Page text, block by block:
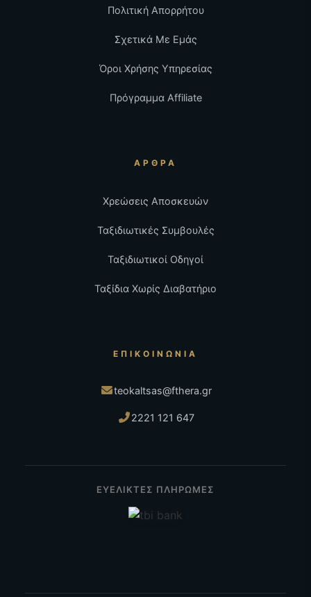
Πολιτική Απορρήτου
Σχετικά Με Εμάς
Όροι Χρήσης Υπηρεσίας
Πρόγραμμα Affiliate
ΆΡΘΡΑ
Χρεώσεις Αποσκευών
Ταξιδιωτικές Συμβουλές
Ταξιδιωτικοί Οδηγοί
Ταξίδια Χωρίς Διαβατήριο
ΕΠΙΚΟΙΝΩΝΊΑ
teokaltsas@fthera.gr
2221 121 647
ΕΥΕΛΙΚΤΕΣ ΠΛΗΡΩΜΕΣ